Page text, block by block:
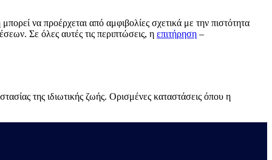
να προέρχεται από αμφιβολίες σχετικά με την πιστότητα
Σε όλες αυτές τις περιπτώσεις, η επιτήρηση –
της ιδιωτικής ζωής. Ορισμένες καταστάσεις όπου η